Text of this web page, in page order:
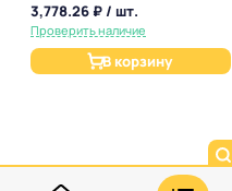
3,778.26 ₽ / шт.
Проверить наличие
В корзину